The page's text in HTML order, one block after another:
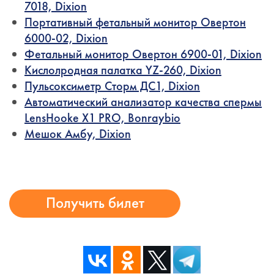
7018, Dixion
Портативный фетальный монитор Овертон
6000-02, Dixion
Фетальный монитор Овертон 6900-01, Dixion
Кислолродная палатка YZ-260, Dixion
Пульсоксиметр Сторм ДС1, Dixion
Автоматический анализатор качества спермы
LensHooke X1 PRO, Bonraybio
Мешок Амбу, Dixion
Получить билет